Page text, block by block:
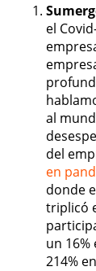
el
al
del
en
donde
triplicó
un
214%